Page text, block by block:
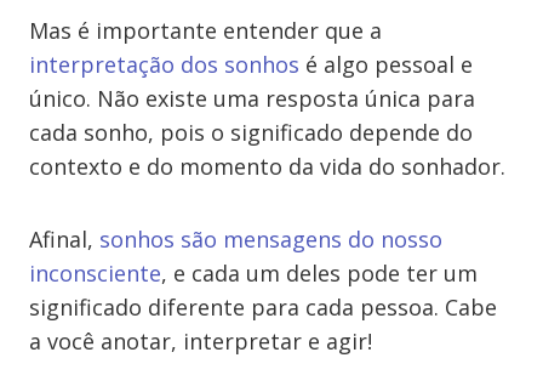
Mas é importante entender que a
interpretação dos sonhos é algo pessoal e
único. Não existe uma resposta única para
cada sonho, pois o significado depende do
contexto e do momento da vida do sonhador.
Afinal, sonhos são mensagens do nosso
inconsciente, e cada um deles pode ter um
significado diferente para cada pessoa. Cabe
a você anotar, interpretar e agir!